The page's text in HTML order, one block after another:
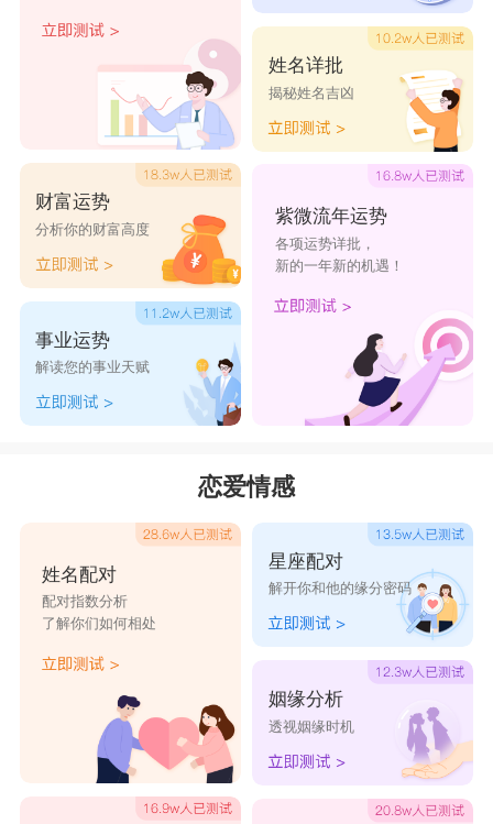
会使小矛盾变成巨大的冲突，最终安全摧毁两人之
星座乐原创文章，转载需注明出处
财富运势
分析你的财富高度
事业运势
解读您的事业天赋
姓名详批
揭秘姓名吉凶
紫微流年运势
各项运势详批，
新的一年新的机遇！
恋爱情感
姓名配对
配对指数分析
了解你们如何相处
星座配对
解开你和他的缘分密码
姻缘分析
透视姻缘时机